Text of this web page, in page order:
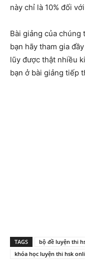
này chỉ là 10% đối
Bài giảng của chúng
bạn hãy tham gia
lũy được thật nhiều
bạn ở bài giảng tiếp
TAGS
bộ đề luyện thi
khóa học luyện thi hsk